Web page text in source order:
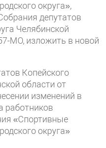
округа»,
депутатов
Челябинской
МО, изложить в новой
Копейского
области от
изменений в
работников
«Спортивные
округа»